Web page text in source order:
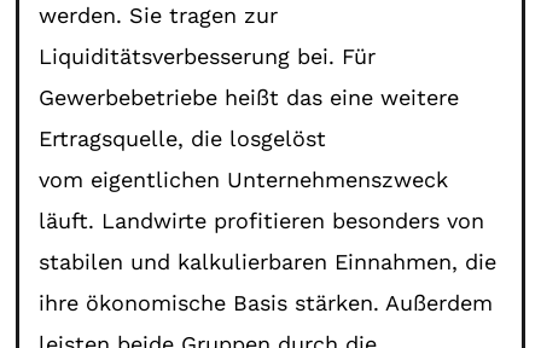
werden. Sie tragen zur
Liquiditätsverbesserung bei. Für
Gewerbebetriebe heißt das eine weitere
Ertragsquelle, die losgelöst
vom eigentlichen Unternehmenszweck
läuft. Landwirte profitieren besonders von
stabilen und kalkulierbaren Einnahmen, die
ihre ökonomische Basis stärken. Außerdem